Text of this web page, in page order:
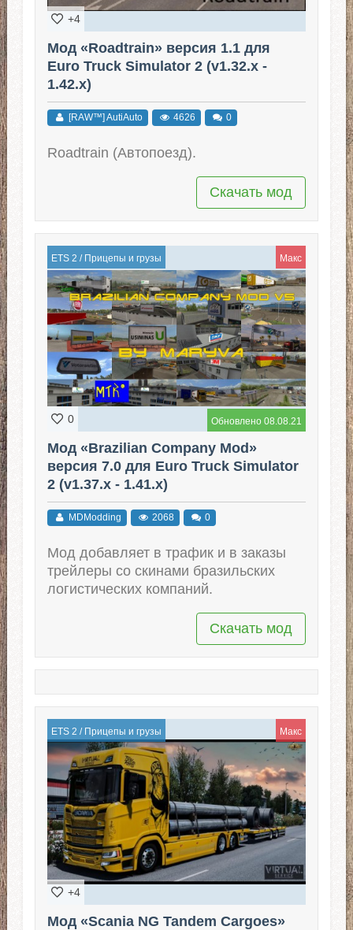
+4
Мод «Roadtrain» версия 1.1 для
Euro Truck Simulator 2 (v1.32.x -
1.42.x)
[RAW™] AutiAuto 4626 0
Roadtrain (Автопоезд).
Скачать мод
ETS 2 / Прицепы и грузы Макс
Обновлено 08.08.21
0
Мод «Brazilian Company Mod»
версия 7.0 для Euro Truck Simulator
2 (v1.37.x - 1.41.x)
MDModding 2068 0
Мод добавляет в трафик и в заказы
трейлеры со скинами бразильских
логистических компаний.
Скачать мод
ETS 2 / Прицепы и грузы Макс
+4
Мод «Scania NG Tandem Cargoes»